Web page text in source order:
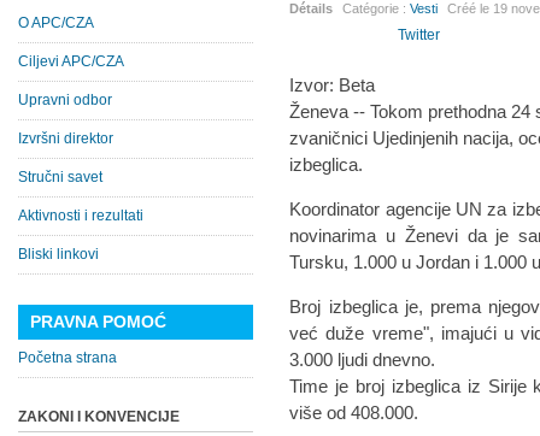
Détails Catégorie :Vesti Créé le 19
Twitter
Izvor: Beta
Ženeva -- Tokom prethodna 24
zvaničnici Ujedinjenih nacija,
izbeglica.
Koordinator agencije UN za
novinarima u Ženevi da je
Tursku, 1.000 u Jordan i 1.000
Broj izbeglica je, prema
već duže vreme", imajući u
3.000 ljudi dnevno.
Time je broj izbeglica iz Sirije
više od 408.000.
O APC/CZA
Ciljevi APC/CZA
Upravni odbor
Izvršni direktor
Stručni savet
Aktivnosti i rezultati
Bliski linkovi
PRAVNA POMOĆ
Početna strana
ZAKONI I KONVENCIJE